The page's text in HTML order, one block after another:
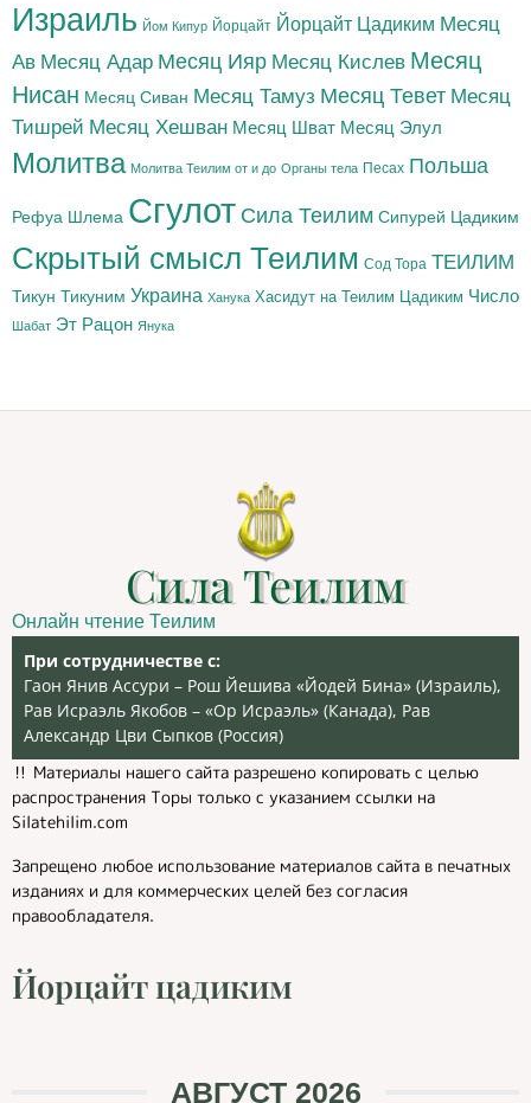
Израиль Йом Кипур Йорцайт Йорцайт Цадиким Месяц
Ав Месяц Адар Месяц Ияр Месяц Кислев Месяц
Нисан Месяц Сиван Месяц Тамуз Месяц Тевет Месяц
Тишрей Месяц Хешван Месяц Шват Месяц Элул
Молитва Молитва Теилим от и до Органы тела Песах Польша
Рефуа Шлема Сгулот Сила Теилим Сипурей Цадиким
Скрытый смысл Теилим Сод Тора ТЕИЛИМ
Тикун Тикуним Украина Ханука Хасидут на Теилим Цадиким Число
Шабат Эт Рацон Янука
Сила Теилим
Онлайн чтение Теилим
При сотрудничестве с:
Гаон Янив Ассури – Рош Йешива «Йодей Бина» (Израиль),
Рав Исраэль Якобов – «Ор Исраэль» (Канада), Рав
Александр Цви Сыпков (Россия)
‼️ Материалы нашего сайта разрешено копировать с целью
распространения Торы только с указанием ссылки на
Silatehilim.com
Запрещено любое использование материалов сайта в печатных
изданиях и для коммерческих целей без согласия
правообладателя.
Йорцайт цадиким
АВГУСТ 2026